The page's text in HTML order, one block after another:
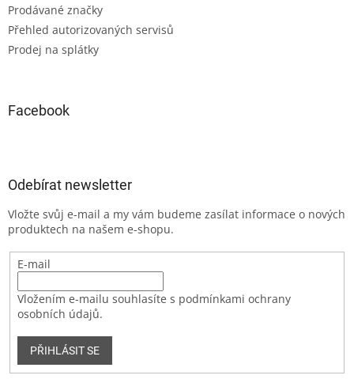
Prodávané značky
Přehled autorizovaných servisů
Prodej na splátky
Facebook
Odebírat newsletter
Vložte svůj e-mail a my vám budeme zasílat informace o nových
produktech na našem e-shopu.
E-mail
Vložením e-mailu souhlasíte s podmínkami ochrany
osobních údajů.
PŘIHLÁSIT SE